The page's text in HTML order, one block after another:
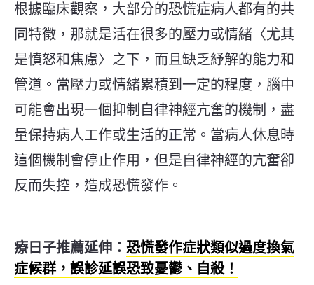
根據臨床觀察，大部分的恐慌症病人都有的共
同特徵，那就是活在很多的壓力或情緒〈尤其
是憤怒和焦慮〉之下，而且缺乏紓解的能力和
管道。當壓力或情緒累積到一定的程度，腦中
可能會出現一個抑制自律神經亢奮的機制，盡
量保持病人工作或生活的正常。當病人休息時
這個機制會停止作用，但是自律神經的亢奮卻
反而失控，造成恐慌發作。
療日子推薦延伸： 恐慌發作症狀類似過度換氣
症候群，誤診延誤恐致憂鬱、自殺！